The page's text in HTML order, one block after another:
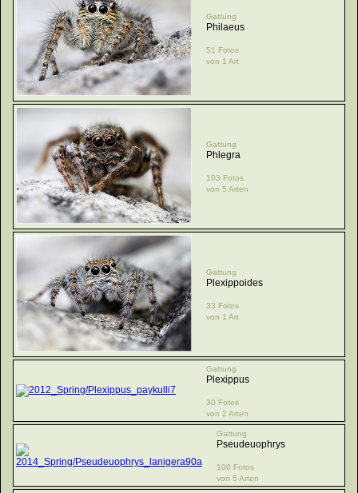
Gattung
Philaeus
51 Fotos
von 1 Art
Gattung
Phlegra
103 Fotos
von 5 Arten
Gattung
Plexippoides
33 Fotos
von 1 Art
Gattung
Plexippus
30 Fotos
von 2 Arten
Gattung
Pseudeuophrys
100 Fotos
von 5 Arten